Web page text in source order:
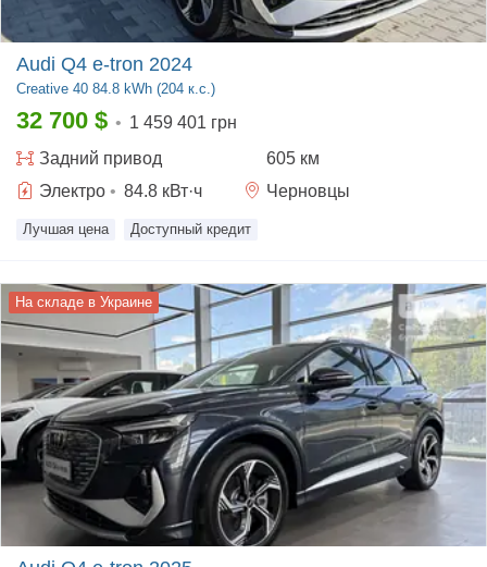
Audi Q4 e-tron 2024
Creative 40 84.8 kWh (204 к.с.)
32 700 $ • 1 459 401 грн
Задний привод
605 км
Электро • 84.8 кВт·ч Черновцы
Лучшая цена Доступный кредит
На складе в Украине